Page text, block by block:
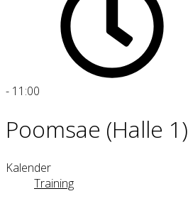
- 11:00
Poomsae (Halle 1)
Kalender
Training